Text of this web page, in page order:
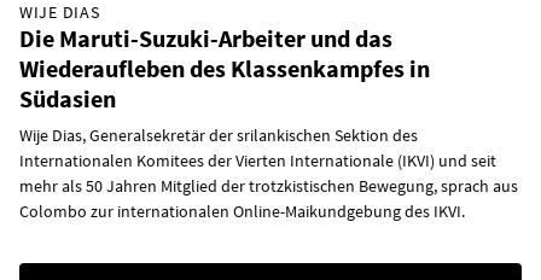
WIJE DIAS
Die Maruti-Suzuki-Arbeiter und das
Wiederaufleben des Klassenkampfes in
Südasien
Wije Dias, Generalsekretär der srilankischen Sektion des
Internationalen Komitees der Vierten Internationale (IKVI) und seit
mehr als 50 Jahren Mitglied der trotzkistischen Bewegung, sprach aus
Colombo zur internationalen Online-Maikundgebung des IKVI.